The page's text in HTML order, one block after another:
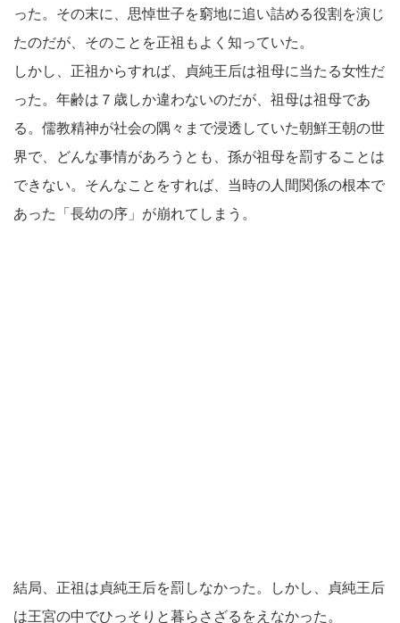
った。その末に、思悼世子を窮地に追い詰める役割を演じ
たのだが、そのことを正祖もよく知っていた。
しかし、正祖からすれば、貞純王后は祖母に当たる女性だ
った。年齢は７歳しか違わないのだが、祖母は祖母であ
る。儒教精神が社会の隅々まで浸透していた朝鮮王朝の世
界で、どんな事情があろうとも、孫が祖母を罰することは
できない。そんなことをすれば、当時の人間関係の根本で
あった「長幼の序」が崩れてしまう。
結局、正祖は貞純王后を罰しなかった。しかし、貞純王后
は王宮の中でひっそりと暮らさざるをえなかった。